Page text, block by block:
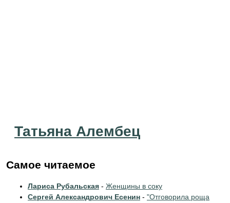
Татьяна Алембец
Самое читаемое
Лариса Рубальская - Женщины в соку
Сергей Александрович Есенин - "Отговорила роща